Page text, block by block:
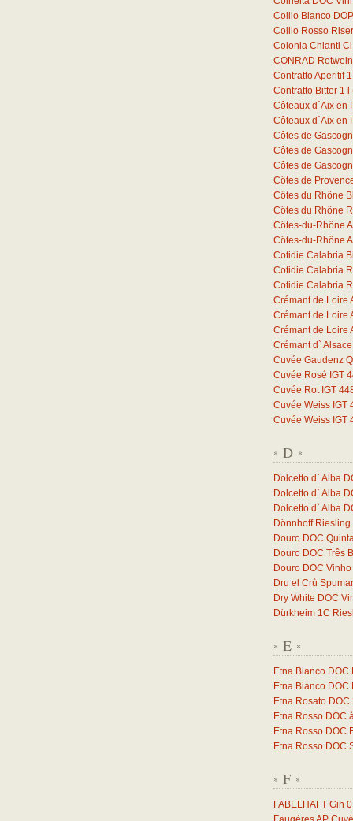
Collio Bianco
Collio Rosso
Colonia Chianti
CONRAD
Contratto Aperitif 1
Contratto Bitter 1
Côteaux d´Aix en
Côteaux d´Aix en
Côtes de
Côtes de
Côtes de
Côtes de
Côtes du Rhône
Côtes du Rhône
Côtes-du-Rhône
Côtes-du-Rhône
Cotidie Calabria
Cotidie Calabria
Cotidie Calabria
Crémant de Loire
Crémant de Loire
Crémant de Loire
Crémant d`
Cuvée Gaudenz
Cuvée Rosé IGT
Cuvée Rot IGT
Cuvée Weiss IGT
Cuvée Weiss IGT
* D *
Dolcetto d` Alba
Dolcetto d` Alba
Dolcetto d` Alba
Dönnhoff
Douro DOC
Douro DOC Três
Douro DOC
Dru el Crù
Dry White DOC
Dürkheim 1C
* E *
Etna Bianco
Etna Bianco
Etna Rosato DOC
Etna Rosso DOC
Etna Rosso DOC
Etna Rosso DOC
* F *
FABELHAFT Gin